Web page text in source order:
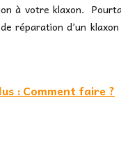
à votre klaxon.
réparation d’un
: Comment faire ?